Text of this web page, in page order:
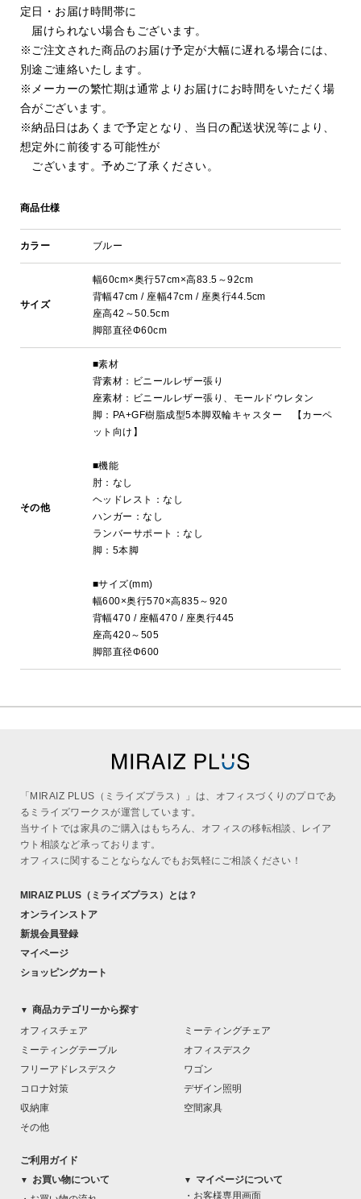
定日・お届け時間帯に
届けられない場合もございます。
※ご注文された商品のお届け予定が大幅に遅れる場合には、
別途ご連絡いたします。
※メーカーの繁忙期は通常よりお届けにお時間をいただく場
合がございます。
※納品日はあくまで予定となり、当日の配送状況等により、
想定外に前後する可能性が
ございます。予めご了承ください。
商品仕様
カラー ブルー
サイズ
幅60cm×奥行57cm×高83.5～92cm
背幅47cm / 座幅47cm / 座奥行44.5cm
座高42～50.5cm
脚部直径Φ60cm
その他
■素材
背素材：ビニールレザー張り
座素材：ビニールレザー張り、モールドウレタン
脚：PA+GF樹脂成型5本脚双輪キャスター 【カーペ
ット向け】
■機能
肘：なし
ヘッドレスト：なし
ハンガー：なし
ランバーサポート：なし
脚：5本脚
■サイズ(mm)
幅600×奥行570×高835～920
背幅470 / 座幅470 / 座奥行445
座高420～505
脚部直径Φ600
「MIRAIZ PLUS（ミライズプラス）」は、オフィスづくりのプロであ
るミライズワークスが運営しています。
当サイトでは家具のご購入はもちろん、オフィスの移転相談、レイア
ウト相談など承っております。
オフィスに関することならなんでもお気軽にご相談ください！
MIRAIZ PLUS （ミライズプラス）
とは？
オンラインストア
新規会員登録
マイページ
ショッピングカート
▼
商品カテゴリーから探す
オフィスチェア
ミーティングチェア
ミーティングテーブル
オフィスデスク
フリーアドレスデスク
ワゴン
コロナ対策
デザイン照明
収納庫
空間家具
その他
ご利用ガイド
▼
お買い物について
▼
マイページについて
・お客様専用画面